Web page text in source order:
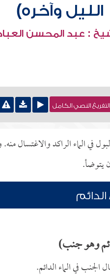
الليل وآخره)
: عبد المحسن
التفريغ النصي الكامل
في الماء الراكد والاغتسال
يتوضأ.
وهو جنب)
في الماء الدائم.